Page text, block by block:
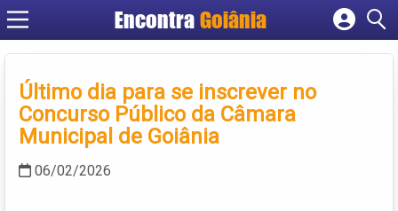
Encontra Goiânia
Cadastrar empresa
Criar conta
Último dia para se inscrever no
Concurso Público da Câmara
Municipal de Goiânia
06/02/2026